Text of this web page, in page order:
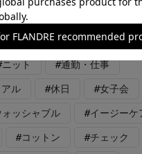
購入は5号にします。ピンク大
ニット #通勤・仕事
ル #休日 #女子会
ッシャブル #イージーケ
#コットン #チェック